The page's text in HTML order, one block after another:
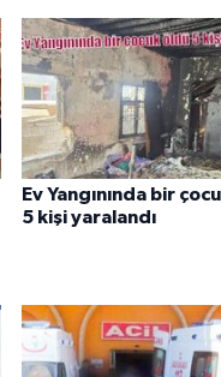
Ev Yangınında bir
5 kişi yaralandı